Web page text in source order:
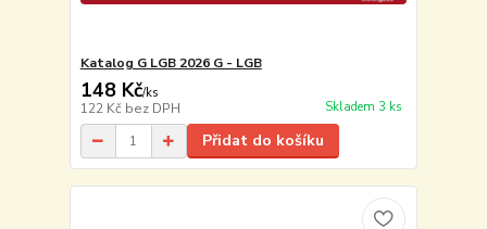
Katalog G LGB 2026 G - LGB
148 Kč/ks
122 Kč bez DPH Skladem 3 ks
Přidat do košíku